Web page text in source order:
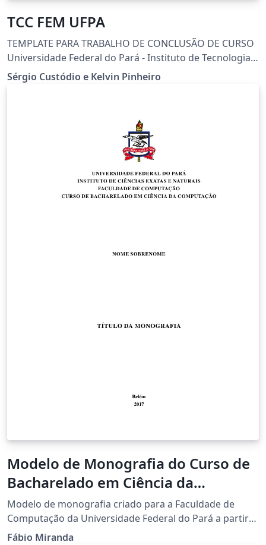
TCC FEM UFPA
TEMPLATE PARA TRABALHO DE CONCLUSÃO DE CURSO
Universidade Federal do Pará - Instituto de Tecnologia
Idealizado por Sérgio Custódio e Kelvin Pinheiro
Baseado no projeto De: Diego Marczal e Michael
Sérgio Custódio e Kelvin Pinheiro
Modelo de Monografia do Curso de
Bacharelado em Ciência da
Computação da Universidade
Federal do Pará
Modelo de monografia criado para a Faculdade de
Computação da Universidade Federal do Pará a partir
da classe abntex2.
Fábio Miranda